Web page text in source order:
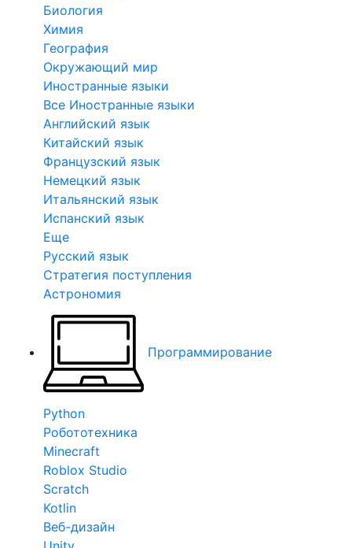
Биология
Химия
География
Окружающий мир
Иностранные языки
Все Иностранные языки
Английский язык
Китайский язык
Французский язык
Немецкий язык
Итальянский язык
Испанский язык
Еще
Русский язык
Стратегия поступления
Астрономия
Программирование
Python
Робототехника
Minecraft
Roblox Studio
Scratch
Kotlin
Веб-дизайн